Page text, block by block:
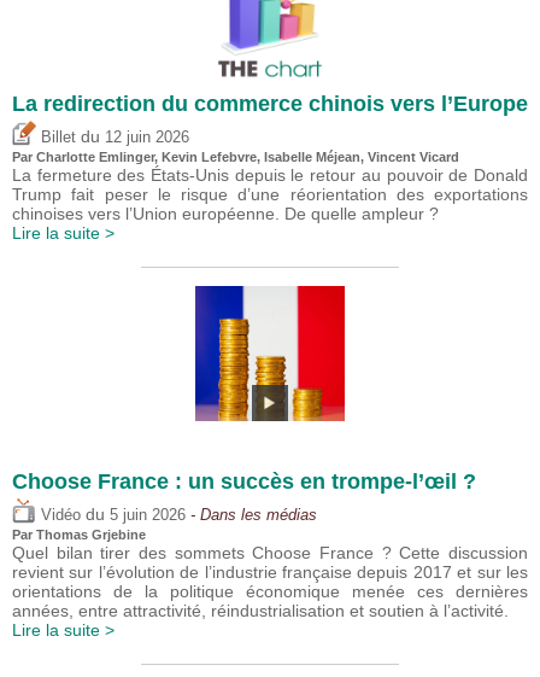
La redirection du commerce chinois vers l’Europe
Billet du 12 juin 2026
Par Charlotte Emlinger, Kevin Lefebvre, Isabelle Méjean, Vincent Vicard
La fermeture des États-Unis depuis le retour au pouvoir de Donald
Trump fait peser le risque d’une réorientation des exportations
chinoises vers l’Union européenne. De quelle ampleur ?
Lire la suite >
Choose France : un succès en trompe-l’œil ?
Vidéo du 5 juin 2026 - Dans les médias
Par Thomas Grjebine
Quel bilan tirer des sommets Choose France ? Cette discussion
revient sur l’évolution de l’industrie française depuis 2017 et sur les
orientations de la politique économique menée ces dernières
années, entre attractivité, réindustrialisation et soutien à l’activité.
Lire la suite >